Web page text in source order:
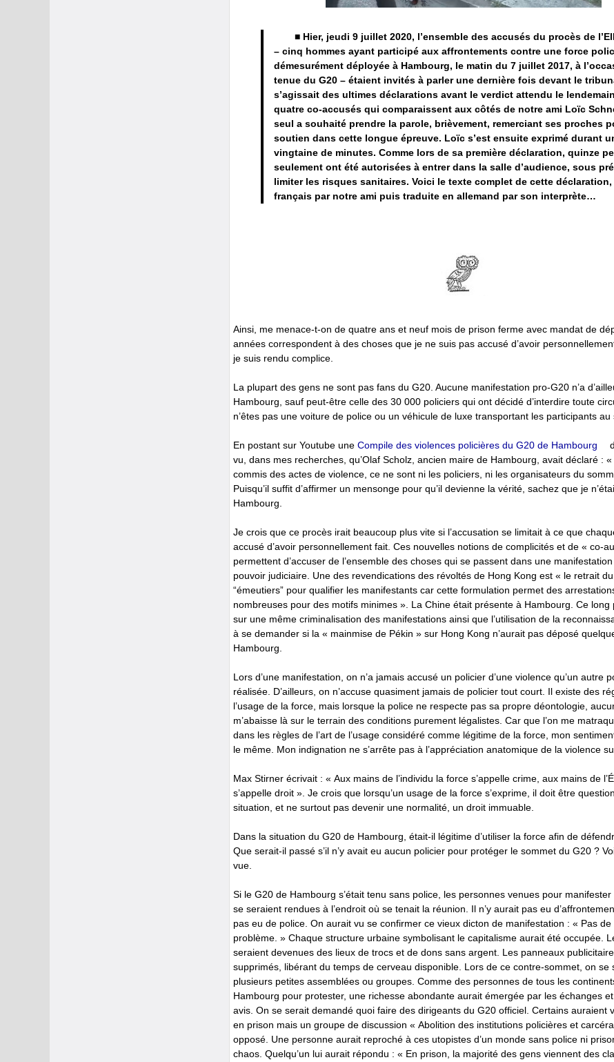
■ Hier, jeudi 9 juillet 2020, l’ensemble des accusés du procès de
– cinq hommes ayant participé aux affrontements contre une force
démesurément déployée à Hambourg, le matin du 7 juillet 2017, à
tenue du G20 – étaient invités à parler une dernière fois devant le
s’agissait des ultimes déclarations avant le verdict attendu le
quatre co-accusés qui comparaissent aux côtés de notre ami Loïc
seul a souhaité prendre la parole, brièvement, remerciant ses proches
soutien dans cette longue épreuve. Loïc s’est ensuite exprimé durant
vingtaine de minutes. Comme lors de sa première déclaration, quinze
seulement ont été autorisées à entrer dans la salle d’audience, sous
limiter les risques sanitaires. Voici le texte complet de cette déclaration,
français par notre ami puis traduite en allemand par son interprète…
Ainsi, me menace-t-on de quatre ans et neuf mois de prison ferme avec mandat de
années correspondent à des choses que je ne suis pas accusé d’avoir
je suis rendu complice.
La plupart des gens ne sont pas fans du G20. Aucune manifestation pro-G20 n’a
Hambourg, sauf peut-être celle des 30 000 policiers qui ont décidé d’interdire toute
n’êtes pas une voiture de police ou un véhicule de luxe transportant les participants au
En postant sur Youtube une Compile des violences policières du G20 de Hambourg
vu, dans mes recherches, qu’Olaf Scholz, ancien maire de Hambourg, avait déclaré :
commis des actes de violence, ce ne sont ni les policiers, ni les organisateurs du
Puisqu’il suffit d’affirmer un mensonge pour qu’il devienne la vérité, sachez que je
Hambourg.
Je crois que ce procès irait beaucoup plus vite si l’accusation se limitait à ce que
accusé d’avoir personnellement fait. Ces nouvelles notions de complicités et de « co-
permettent d’accuser de l’ensemble des choses qui se passent dans une
pouvoir judiciaire. Une des revendications des révoltés de Hong Kong est « le retrait
“émeutiers” pour qualifier les manifestants car cette formulation permet des
nombreuses pour des motifs minimes ». La Chine était présente à Hambourg. Ce long
sur une même criminalisation des manifestations ainsi que l’utilisation de la
à se demander si la « mainmise de Pékin » sur Hong Kong n’aurait pas déposé
Hambourg.
Lors d’une manifestation, on n’a jamais accusé un policier d’une violence qu’un autre
réalisée. D’ailleurs, on n’accuse quasiment jamais de policier tout court. Il existe des
l’usage de la force, mais lorsque la police ne respecte pas sa propre déontologie,
m’abaisse là sur le terrain des conditions purement légalistes. Car que l’on me
dans les règles de l’art de l’usage considéré comme légitime de la force, mon
le même. Mon indignation ne s’arrête pas à l’appréciation anatomique de la violence
Max Stirner écrivait : « Aux mains de l’individu la force s’appelle crime, aux mains de
s’appelle droit ». Je crois que lorsqu’un usage de la force s’exprime, il doit être
situation, et ne surtout pas devenir une normalité, un droit immuable.
Dans la situation du G20 de Hambourg, était-il légitime d’utiliser la force afin de
Que serait-il passé s’il n’y avait eu aucun policier pour protéger le sommet du G20 ?
vue.
Si le G20 de Hambourg s’était tenu sans police, les personnes venues pour
se seraient rendues à l’endroit où se tenait la réunion. Il n’y aurait pas eu
pas eu de police. On aurait vu se confirmer ce vieux dicton de manifestation : « Pas
problème. » Chaque structure urbaine symbolisant le capitalisme aurait été occupée.
seraient devenues des lieux de trocs et de dons sans argent. Les panneaux
supprimés, libérant du temps de cerveau disponible. Lors de ce contre-sommet, on se
plusieurs petites assemblées ou groupes. Comme des personnes de tous les
Hambourg pour protester, une richesse abondante aurait émergée par les échanges
avis. On se serait demandé quoi faire des dirigeants du G20 officiel. Certains auraient
en prison mais un groupe de discussion « Abolition des institutions policières et
opposé. Une personne aurait reproché à ces utopistes d’un monde sans police ni
chaos. Quelqu’un lui aurait répondu : « En prison, la majorité des gens viennent des